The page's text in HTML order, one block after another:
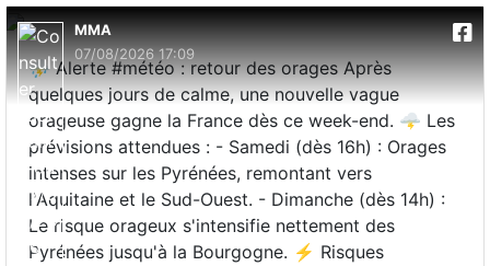
MMA
07/08/2026 17:09
⛈️ Alerte #météo : retour des orages Après
quelques jours de calme, une nouvelle vague
orageuse gagne la France dès ce week-end. 🌩️ Les
prévisions attendues : - Samedi (dès 16h) : Orages
intenses sur les Pyrénées, remontant vers
l'Aquitaine et le Sud-Ouest. - Dimanche (dès 14h) :
Le risque orageux s'intensifie nettement des
Pyrénées jusqu'à la Bourgogne. ⚡ Risques